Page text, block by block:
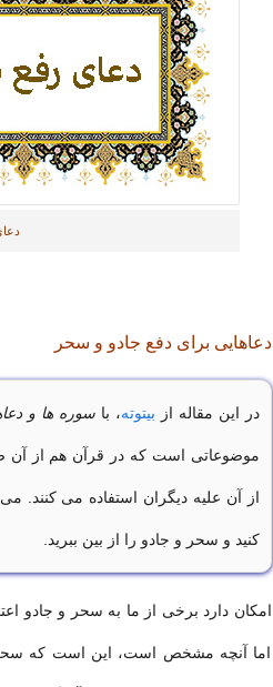
دعاهایی برای دفع جادو و سحر
در این مقاله از بیتوته، باسوره ها و
موضوعاتی است که در قرآن هم از آن
از آن علیه دیگران استفاده می کنند.
کنید و سحر و جادو را از بین ببرید.
امکان دارد برخی از ما به سحر و جادو
اما آنچه مشخص است، این است که سحر